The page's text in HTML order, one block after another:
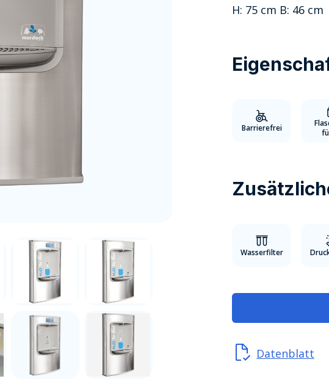
H: 75 cm B: 46 cm
Barrierefrei
Wasserfilter
Datenblatt